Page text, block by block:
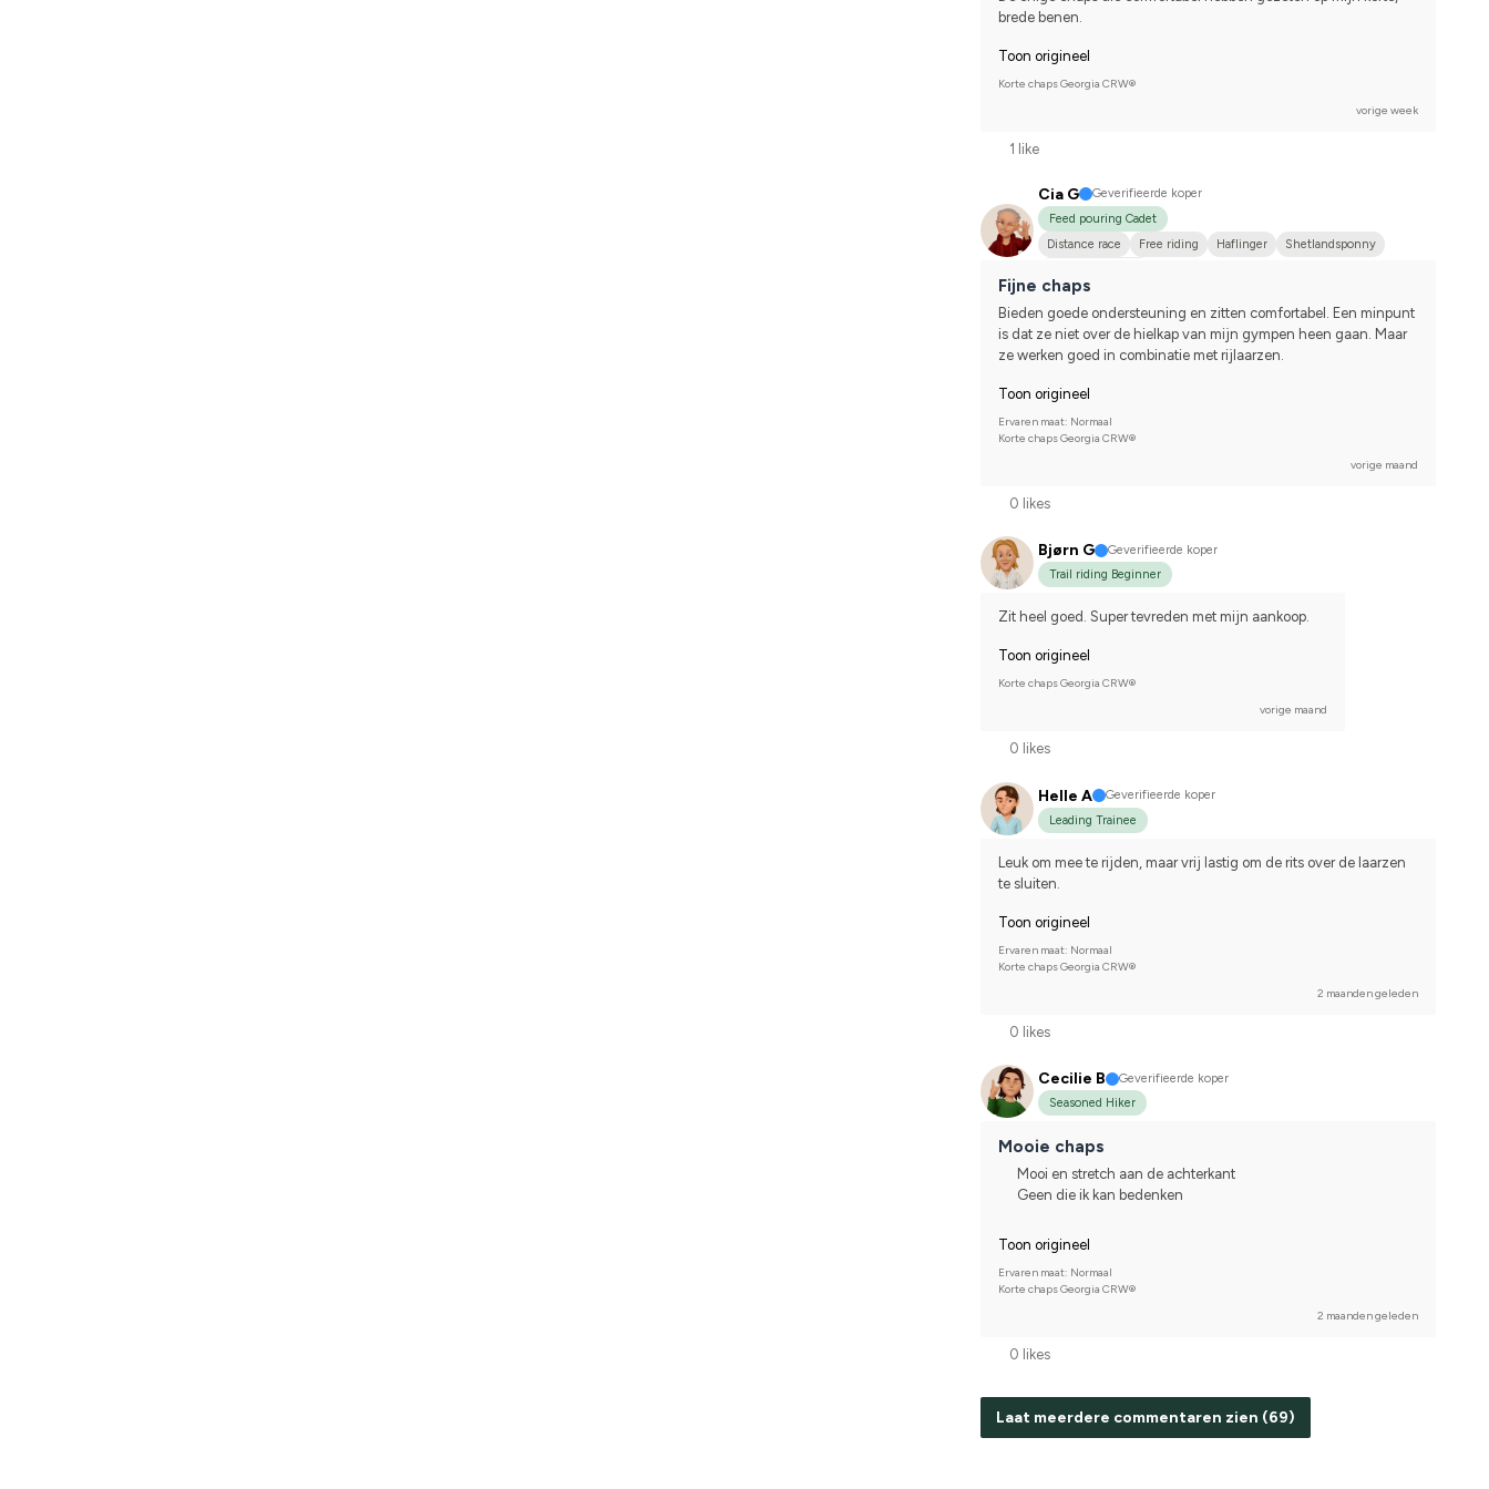
brede benen.
Toon origineel
Korte chaps Georgia CRW®
vorige week
1 like
Cia G
Geverifieerde koper
Feed pouring Cadet
Distance race
Free riding Haflinger
Shetlandsponny
Fijne chaps
Bieden goede ondersteuning en zitten comfortabel. Een minpunt
is dat ze niet over de hielkap van mijn gympen heen gaan. Maar
ze werken goed in combinatie met rijlaarzen.
Toon origineel
Ervaren maat: Normaal
Korte chaps Georgia CRW®
vorige maand
0 likes
Bjørn G
Geverifieerde koper
Trail riding Beginner
Zit heel goed. Super tevreden met mijn aankoop.
Toon origineel
Korte chaps Georgia CRW®
vorige maand
0 likes
Helle A
Geverifieerde koper
Leading Trainee
Leuk om mee te rijden, maar vrij lastig om de rits over de laarzen
te sluiten.
Toon origineel
Ervaren maat: Normaal
Korte chaps Georgia CRW®
2 maanden geleden
0 likes
Cecilie B
Geverifieerde koper
Seasoned Hiker
Mooie chaps
Mooi en stretch aan de achterkant
Geen die ik kan bedenken
Toon origineel
Ervaren maat: Normaal
Korte chaps Georgia CRW®
2 maanden geleden
0 likes
Laat meerdere commentaren zien (69)